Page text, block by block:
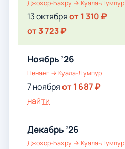
Джохор-Бахру → Куала-Лумпур
13 октябряот 1 310 ₽
от 3 723 ₽
Ноябрь ’26
Пенанг → Куала-Лумпур
7 ноябряот 1 687 ₽
найти
Декабрь ’26
Джохор-Бахру → Куала-Лумпур